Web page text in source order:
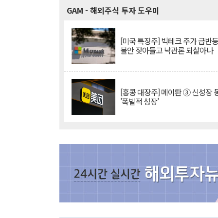
GAM - 해외주식 투자 도우미
[미국 특징주] 빅테크 주가 급반
불안 잦아들고 낙관론 되살아나
[홍콩 대장주] 메이퇀 ③ 신성장
'폭발적 성장'